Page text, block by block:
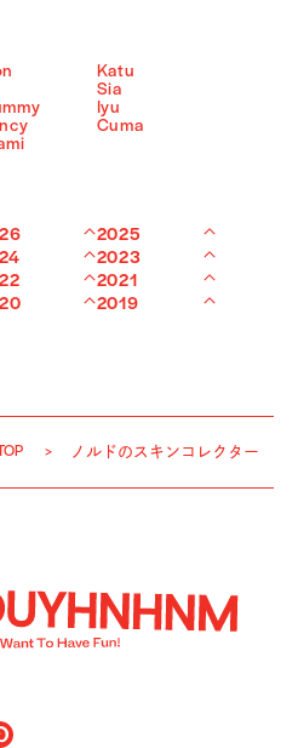
Katu
Sia
Iyu
Cuma
2025
2023
2021
2019
ノルドのスキンコレクター